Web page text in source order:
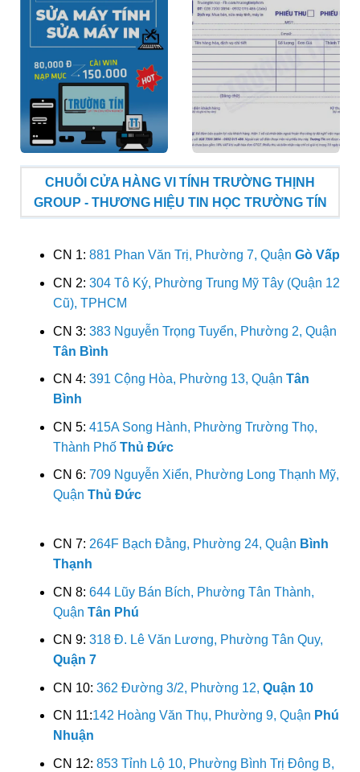
CHUỖI CỬA HÀNG VI TÍNH TRƯỜNG THỊNH
GROUP - THƯƠNG HIỆU TIN HỌC TRƯỜNG TÍN
CN 1: 881 Phan Văn Trị, Phường 7, Quận Gò Vấp
CN 2: 304 Tô Ký, Phường Trung Mỹ Tây (Quận 12
Cũ), TPHCM
CN 3: 383 Nguyễn Trọng Tuyển, Phường 2, Quận
Tân Bình
CN 4: 391 Cộng Hòa, Phường 13, Quận Tân
Bình
CN 5: 415A Song Hành, Phường Trường Thọ,
Thành Phố Thủ Đức
CN 6: 709 Nguyễn Xiển, Phường Long Thạnh Mỹ,
Quận Thủ Đức
CN 7: 264F Bạch Đằng, Phường 24, Quận Bình
Thạnh
CN 8: 644 Lũy Bán Bích, Phường Tân Thành,
Quận Tân Phú
CN 9: 318 Đ. Lê Văn Lương, Phường Tân Quy,
Quận 7
CN 10: 362 Đường 3/2, Phường 12, Quận 10
CN 11:142 Hoàng Văn Thụ, Phường 9, Quận Phú
Nhuận
CN 12: 853 Tỉnh Lộ 10, Phường Bình Trị Đông B,